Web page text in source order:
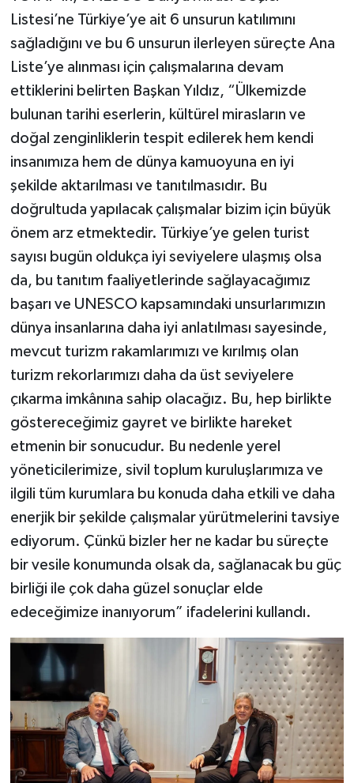
Listesi’ne Türkiye’ye ait 6 unsurun katılımını
sağladığını ve bu 6 unsurun ilerleyen süreçte Ana
Liste’ye alınması için çalışmalarına devam
ettiklerini belirten Başkan Yıldız, “Ülkemizde
bulunan tarihi eserlerin, kültürel mirasların ve
doğal zenginliklerin tespit edilerek hem kendi
insanımıza hem de dünya kamuoyuna en iyi
şekilde aktarılması ve tanıtılmasıdır. Bu
doğrultuda yapılacak çalışmalar bizim için büyük
önem arz etmektedir. Türkiye’ye gelen turist
sayısı bugün oldukça iyi seviyelere ulaşmış olsa
da, bu tanıtım faaliyetlerinde sağlayacağımız
başarı ve UNESCO kapsamındaki unsurlarımızın
dünya insanlarına daha iyi anlatılması sayesinde,
mevcut turizm rakamlarımızı ve kırılmış olan
turizm rekorlarımızı daha da üst seviyelere
çıkarma imkânına sahip olacağız. Bu, hep birlikte
göstereceğimiz gayret ve birlikte hareket
etmenin bir sonucudur. Bu nedenle yerel
yöneticilerimize, sivil toplum kuruluşlarımıza ve
ilgili tüm kurumlara bu konuda daha etkili ve daha
enerjik bir şekilde çalışmalar yürütmelerini tavsiye
ediyorum. Çünkü bizler her ne kadar bu süreçte
bir vesile konumunda olsak da, sağlanacak bu güç
birliği ile çok daha güzel sonuçlar elde
edeceğimize inanıyorum” ifadelerini kullandı.